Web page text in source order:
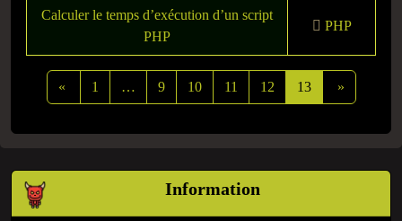
Information
Calculer le temps d’exécution d’un script
PHP
PHP
« 1 … 9 10 11 12 13 »